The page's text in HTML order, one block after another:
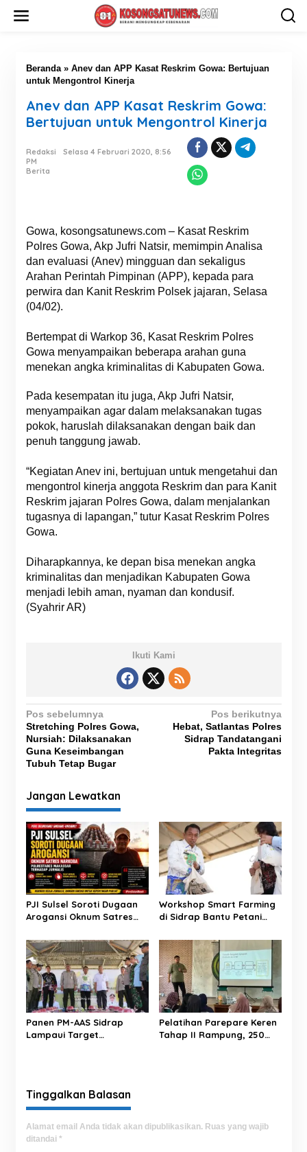
Beranda» Anev dan APP Kasat Reskrim Gowa: Bertujuan
untuk Mengontrol Kinerja
Anev dan APP Kasat Reskrim Gowa:
Bertujuan untuk Mengontrol Kinerja
Redaksi
Selasa 4 Februari 2020, 8:56
PM
Berita
Gowa, kosongsatunews.com – Kasat Reskrim
Polres Gowa, Akp Jufri Natsir, memimpin Analisa
dan evaluasi (Anev) mingguan dan sekaligus
Arahan Perintah Pimpinan (APP), kepada para
perwira dan Kanit Reskrim Polsek jajaran, Selasa
(04/02).
Bertempat di Warkop 36, Kasat Reskrim Polres
Gowa menyampaikan beberapa arahan guna
menekan angka kriminalitas di Kabupaten Gowa.
Pada kesempatan itu juga, Akp Jufri Natsir,
menyampaikan agar dalam melaksanakan tugas
pokok, haruslah dilaksanakan dengan baik dan
penuh tanggung jawab.
“Kegiatan Anev ini, bertujuan untuk mengetahui dan
mengontrol kinerja anggota Reskrim dan para Kanit
Reskrim jajaran Polres Gowa, dalam menjalankan
tugasnya di lapangan,” tutur Kasat Reskrim Polres
Gowa.
Diharapkannya, ke depan bisa menekan angka
kriminalitas dan menjadikan Kabupaten Gowa
menjadi lebih aman, nyaman dan kondusif.
(Syahrir AR)
Ikuti Kami
N
a
v
i
g
a
s
i
p
o
s
Pos sebelumnya
Stretching Polres Gowa,
Nursiah: Dilaksanakan
Guna Keseimbangan
Tubuh Tetap Bugar
Pos berikutnya
Hebat, Satlantas Polres
Sidrap Tandatangani
Pakta Integritas
Jangan Lewatkan
PJI Sulsel Soroti Dugaan
Arogansi Oknum Satres
Makassar terhadap
Jurnalis Saat Peliputan
Workshop Smart Farming
di Sidrap Bantu Petani
Pertanian Modern
Panen PM-AAS Sidrap
Lampaui Target
Pelatihan Parepare Keren
Tahap II Rampung, 250
Tinggalkan Balasan
Alamat email Anda tidak akan dipublikasikan. Ruas yang wajib
ditandai *